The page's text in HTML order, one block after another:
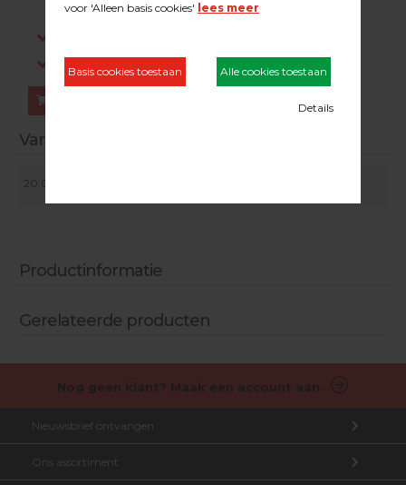
dezelfde werkdag verstuurd.
Log in om prijzen te zien.
Varianten
20.01.001
Productinformatie
Gerelateerde producten
Nog geen klant? Maak een account aan.
Nieuwsbrief ontvangen
Aanmelden nieuwsbrief
Ons assortiment